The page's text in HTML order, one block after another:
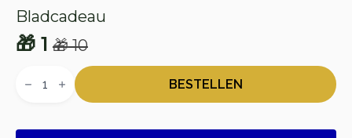
Bladcadeau
🎁10
Oorspronkelijke
prijs
🎁 10.
🎁 1
Huidige
prijs
🎁 1.
Bladcadeau
aantal
BESTELLEN